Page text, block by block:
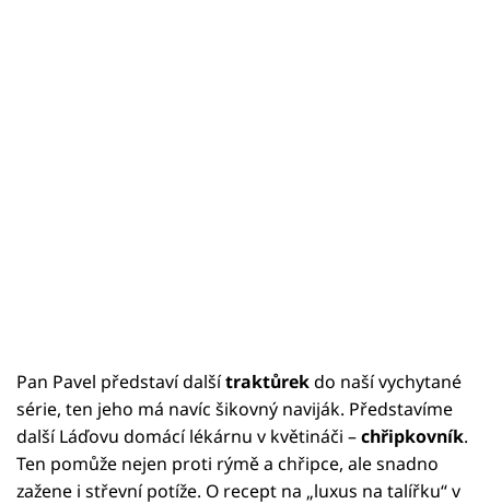
Pan Pavel představí dalšítraktůrekdo naší vychytané
série, ten jeho má navíc šikovný naviják. Představíme
další Láďovu domácí lékárnu v květináči –chřipkovník.
Ten pomůže nejen proti rýmě a chřipce, ale snadno
zažene i střevní potíže. O recept na „luxus na talířku“ v